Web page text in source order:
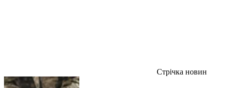
Стрічка новин